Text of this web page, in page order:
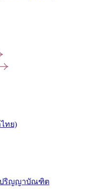
ทย)
ปริญญาบัณฑิต